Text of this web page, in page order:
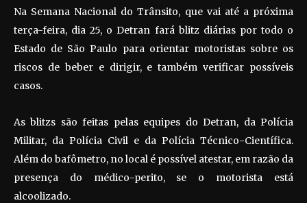
Na Semana Nacional do Trânsito, que vai até a próxima
terça-feira, dia 25, o Detran fará blitz diárias por todo o
Estado de São Paulo para orientar motoristas sobre os
riscos de beber e dirigir, e também verificar possíveis
casos.
As blitzs são feitas pelas equipes do Detran, da Polícia
Militar, da Polícia Civil e da Polícia Técnico-Científica.
Além do bafômetro, no local é possível atestar, em razão da
presença do médico-perito, se o motorista está
alcoolizado.